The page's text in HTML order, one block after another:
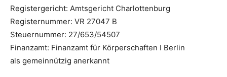
Registergericht: Amtsgericht Charlottenburg
Registernummer: VR 27047 B
Steuernummer: 27/653/54507
Finanzamt: Finanzamt für Körperschaften I Berlin
als gemeinnützig anerkannt